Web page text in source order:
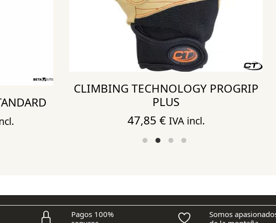
CLIMBING TECHNOLOGY PROGRIP
PLUS
47,85 € IVA incl.
Pagos 100%
Somos